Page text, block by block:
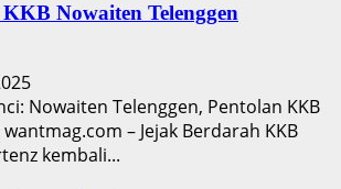
Nowaiten Telenggen
Nowaiten Telenggen, Pentolan KKB
– Jejak Berdarah KKB
kembali...